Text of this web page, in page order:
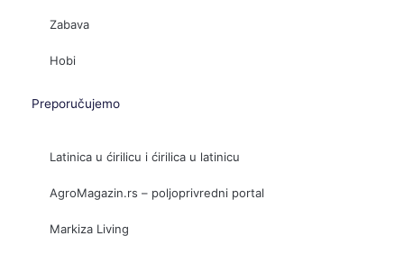
Zabava
Hobi
Preporučujemo
Latinica u ćirilicu i ćirilica u latinicu
AgroMagazin.rs – poljoprivredni portal
Markiza Living